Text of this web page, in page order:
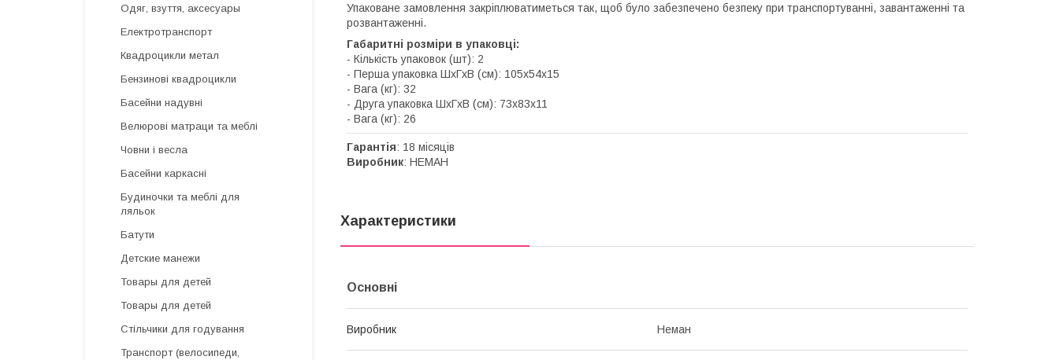
Упаковане замовлення закріплюватиметься так, щоб було забезпечено безпеку при транспортуванні, завантаженні та
розвантаженні.
Габаритні розміри в упаковці:
- Кількість упаковок (шт): 2
- Перша упаковка ШхГхВ (см): 105х54х15
- Вага (кг): 32
- Друга упаковка ШхГхВ (см): 73х83х11
- Вага (кг): 26
Гарантія: 18 місяців
Виробник: НЕМАН
Характеристики
Основні
Виробник Неман
Одяг, взуття, аксесуары
Електротранспорт
Квадроцикли метал
Бензинові квадроцикли
Басейни надувні
Велюрові матраци та меблі
Човни і весла
Басейни каркасні
Будиночки та меблі для
ляльок
Батути
Детские манежи
Товары для детей
Товары для детей
Стільчики для годування
Транспорт (велосипеди,